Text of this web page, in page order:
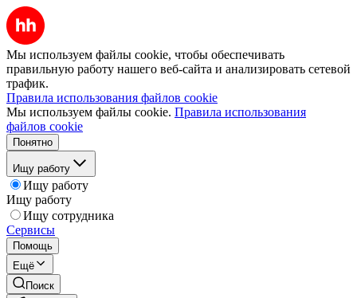
Мы используем файлы cookie, чтобы обеспечивать
правильную работу нашего веб-сайта и анализировать сетевой
трафик.
Правила использования файлов cookie
Мы используем файлы cookie. Правила использования
файлов cookie
Понятно
Ищу работу
Ищу работу
Ищу работу
Ищу сотрудника
Сервисы
Помощь
Ещё
Поиск